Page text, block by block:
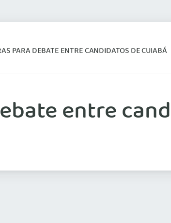
PARA DEBATE ENTRE CANDIDATOS DE CUIABÁ
entre